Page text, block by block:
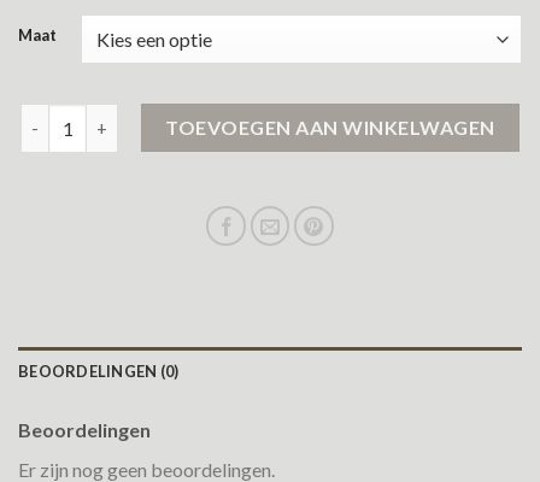
Maat
winterjas heren merk aantalTOEVOEGEN AAN WINKELWAGEN
BEOORDELINGEN (0)
Beoordelingen
Er zijn nog geen beoordelingen.